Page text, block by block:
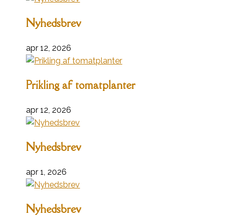
Nyhedsbrev
apr 12, 2026
Prikling af tomatplanter
apr 12, 2026
Nyhedsbrev
apr 1, 2026
Nyhedsbrev